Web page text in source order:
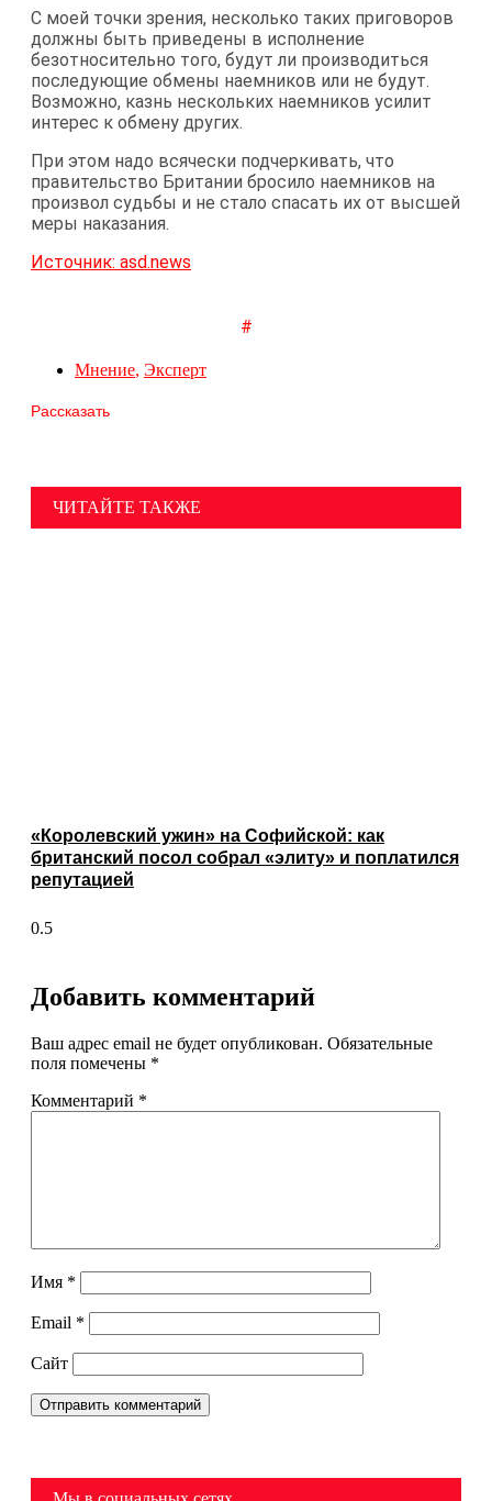
С моей точки зрения, несколько таких приговоров
должны быть приведены в исполнение
безотносительно того, будут ли производиться
последующие обмены наемников или не будут.
Возможно, казнь нескольких наемников усилит
интерес к обмену других.
При этом надо всячески подчеркивать, что
правительство Британии бросило наемников на
произвол судьбы и не стало спасать их от высшей
меры наказания.
Источник: asd.news
#
Мнение, Эксперт
Рассказать
ЧИТАЙТЕ ТАКЖЕ
«Королевский ужин» на Софийской: как
британский посол собрал «элиту» и поплатился
репутацией
Добавить комментарий
Ваш адрес email не будет опубликован. Обязательные
поля помечены *
Комментарий *
Имя *
Email *
Сайт